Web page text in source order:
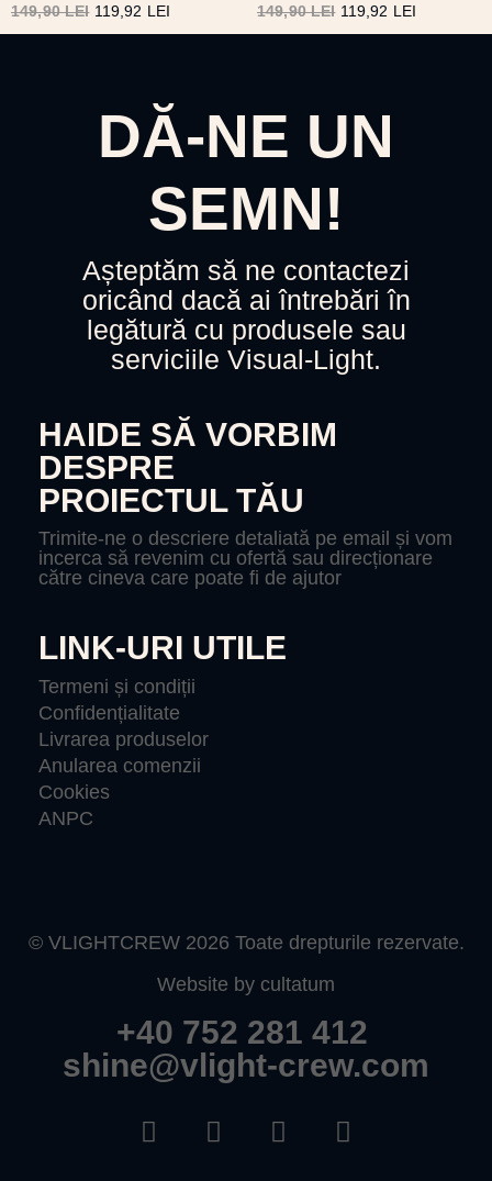
149,90LEI 119,92 LEI
149,90LEI 119,92 LEI
DĂ-NE UN
SEMN!
Așteptăm să ne contactezi
oricând dacă ai întrebări în
legătură cu produsele sau
serviciile Visual-Light.
HAIDE SĂ VORBIM
DESPRE
PROIECTUL TĂU
Trimite-ne o descriere detaliată pe email și vom
incerca să revenim cu ofertă sau direcționare
către cineva care poate fi de ajutor
LINK-URI UTILE
Termeni și condiții
Confidențialitate
Livrarea produselor
Anularea comenzii
Cookies
ANPC
© VLIGHTCREW 2026 Toate drepturile rezervate.
Website by cultatum
+40 752 281 412
shine@vlight-crew.com